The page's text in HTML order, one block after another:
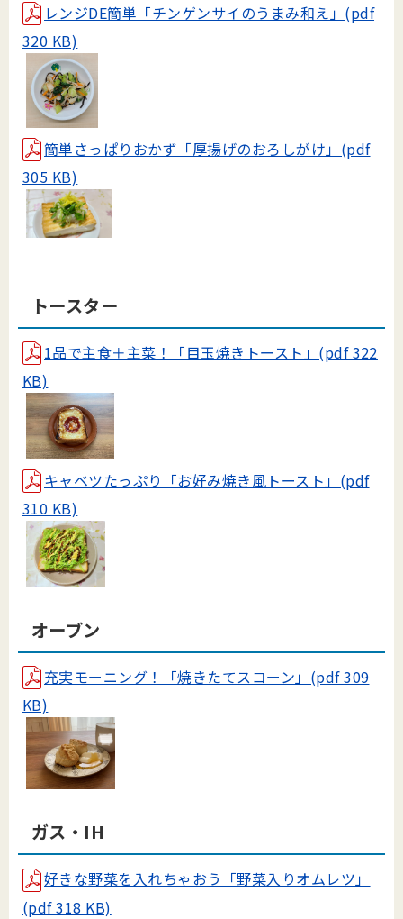
レンジDE簡単「チンゲンサイのうまみ和え」(pdf
320 KB)
簡単さっぱりおかず「厚揚げのおろしがけ」(pdf
305 KB)
トースター
1品で主食＋主菜！「目玉焼きトースト」(pdf 322
KB)
キャベツたっぷり「お好み焼き風トースト」(pdf
310 KB)
オーブン
充実モーニング！「焼きたてスコーン」(pdf 309
KB)
ガス・IH
好きな野菜を入れちゃおう「野菜入りオムレツ」
(pdf 318 KB)